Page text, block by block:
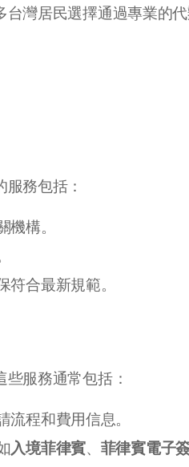
灣居民選擇通過專業的
務包括：
構。
合最新規範。
服務通常包括：
流程和費用信息。
入境菲律賓、 菲律賓電子